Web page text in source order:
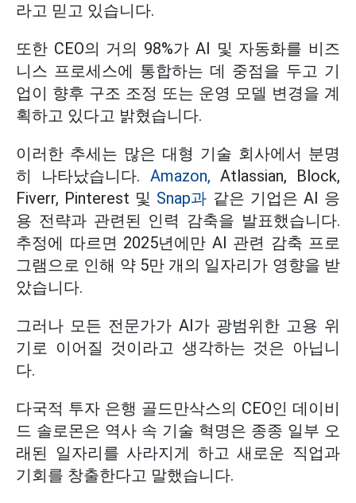
라고 믿고 있습니다.
또한 CEO의 거의 98%가 AI 및 자동화를 비즈
니스 프로세스에 통합하는 데 중점을 두고 기
업이 향후 구조 조정 또는 운영 모델 변경을 계
획하고 있다고 밝혔습니다.
이러한 추세는 많은 대형 기술 회사에서 분명
히 나타났습니다. Amazon, Atlassian, Block,
Fiverr, Pinterest 및 Snap과 같은 기업은 AI 응
용 전략과 관련된 인력 감축을 발표했습니다.
추정에 따르면 2025년에만 AI 관련 감축 프로
그램으로 인해 약 5만 개의 일자리가 영향을 받
았습니다.
그러나 모든 전문가가 AI가 광범위한 고용 위
기로 이어질 것이라고 생각하는 것은 아닙니
다.
다국적 투자 은행 골드만삭스의 CEO인 데이비
드 솔로몬은 역사 속 기술 혁명은 종종 일부 오
래된 일자리를 사라지게 하고 새로운 직업과
기회를 창출한다고 말했습니다.